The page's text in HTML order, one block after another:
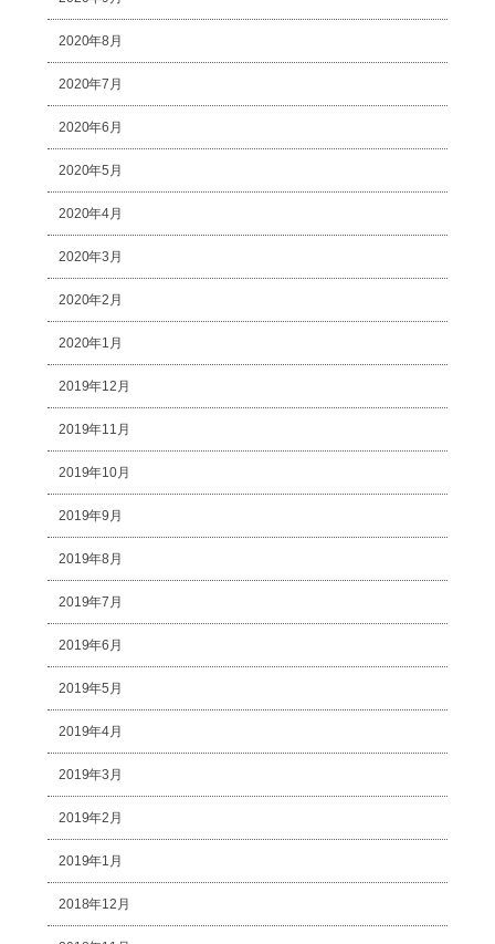
2020年8月
2020年7月
2020年6月
2020年5月
2020年4月
2020年3月
2020年2月
2020年1月
2019年12月
2019年11月
2019年10月
2019年9月
2019年8月
2019年7月
2019年6月
2019年5月
2019年4月
2019年3月
2019年2月
2019年1月
2018年12月